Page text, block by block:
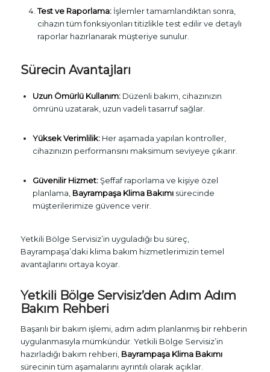
Test ve Raporlama:İşlemler tamamlandıktan sonra,
cihazın tüm fonksiyonları titizlikle test edilir ve detaylı
raporlar hazırlanarak müşteriye sunulur.
Sürecin Avantajları
Uzun Ömürlü Kullanım:Düzenli bakım, cihazınızın
ömrünü uzatarak, uzun vadeli tasarruf sağlar.
Yüksek Verimlilik:Her aşamada yapılan kontroller,
cihazınızın performansını maksimum seviyeye çıkarır.
Güvenilir Hizmet:Şeffaf raporlama ve kişiye özel
planlama, Bayrampaşa Klima Bakımısürecinde
müşterilerimize güvence verir.
Yetkili Bölge Servisiz’in uyguladığı bu süreç,
Bayrampaşa’daki klima bakım hizmetlerimizin temel
avantajlarını ortaya koyar.
Yetkili Bölge Servisiz’den Adım Adım
Bakım Rehberi
Başarılı bir bakım işlemi, adım adım planlanmış bir rehberin
uygulanmasıyla mümkündür. Yetkili Bölge Servisiz’in
hazırladığı bakım rehberi, Bayrampaşa Klima Bakımı
sürecinin tüm aşamalarını ayrıntılı olarak açıklar.